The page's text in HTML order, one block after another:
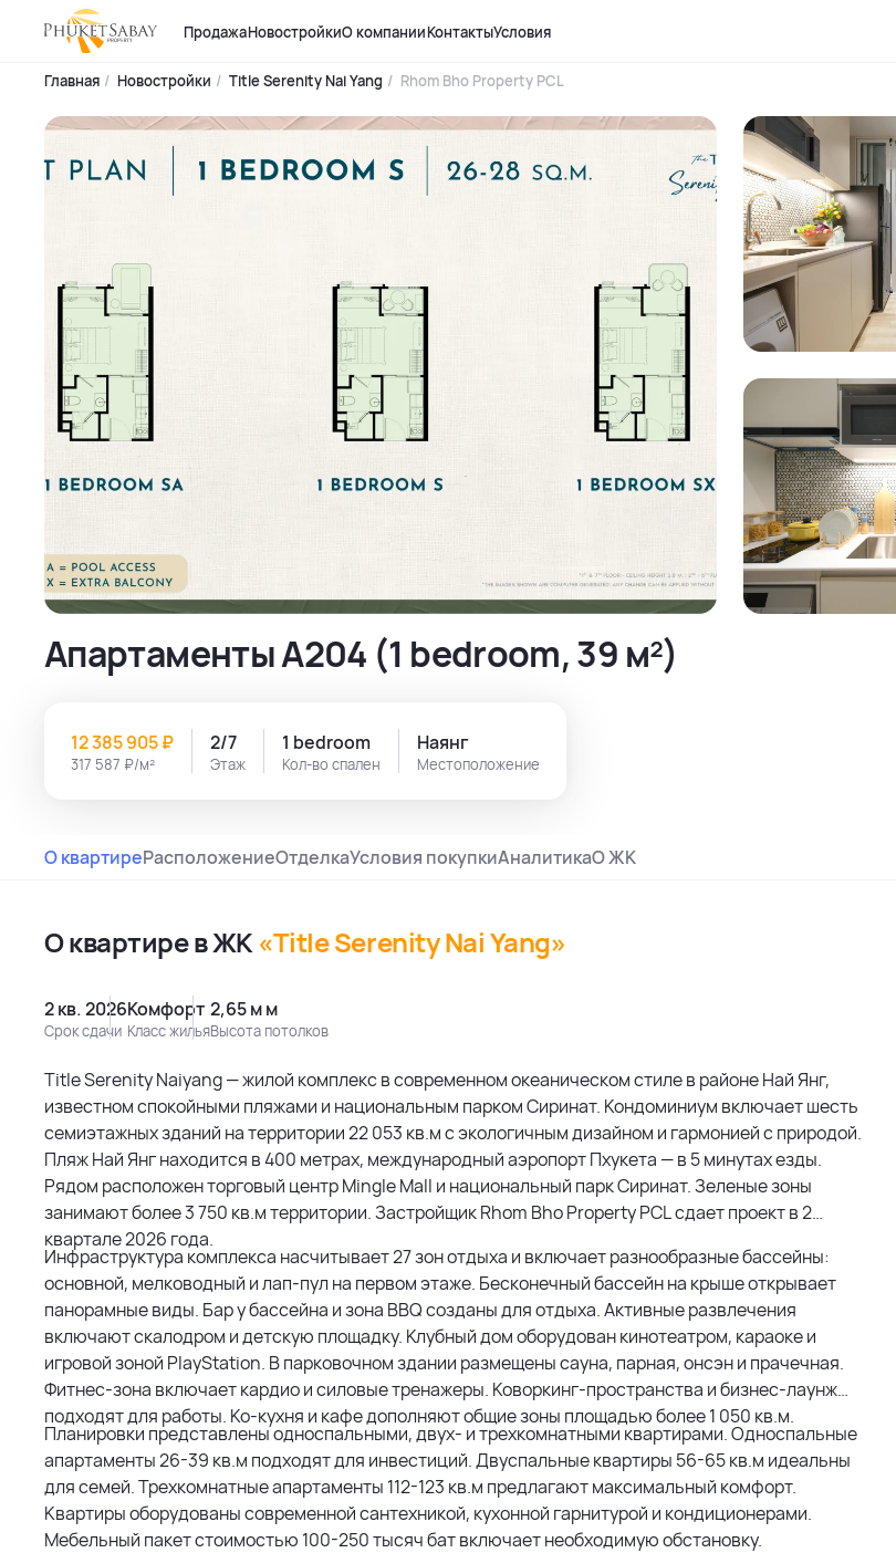
ПродажаНовостройкиО компанииКонтактыУсловия
Главная Новостройки Title Serenity Nai Yang Rhom Bho Property PCL
Апартаменты A204 (1 bedroom, 39 м²)
317 587 ₽/м²
12 385 905 ₽
Этаж
2/7
Кол-во спален
1 bedroom
Местоположение
Наянг
О квартиреРасположениеОтделкаУсловия покупкиАналитикаО ЖК
О квартире в ЖК «Title Serenity Nai Yang»
2 кв. 2026
Срок сдачи
Комфорт
Класс жилья
2,65 м м
Высота потолков
Title Serenity Naiyang — жилой комплекс в современном океаническом стиле в районе Най Янг,
известном спокойными пляжами и национальным парком Сиринат. Кондоминиум включает шесть
семиэтажных зданий на территории 22 053 кв.м с экологичным дизайном и гармонией с природой.
Пляж Най Янг находится в 400 метрах, международный аэропорт Пхукета — в 5 минутах езды.
Рядом расположен торговый центр Mingle Mall и национальный парк Сиринат. Зеленые зоны
занимают более 3 750 кв.м территории. Застройщик Rhom Bho Property PCL сдает проект в 2
квартале 2026 года.
Инфраструктура комплекса насчитывает 27 зон отдыха и включает разнообразные бассейны:
основной, мелководный и лап-пул на первом этаже. Бесконечный бассейн на крыше открывает
панорамные виды. Бар у бассейна и зона BBQ созданы для отдыха. Активные развлечения
включают скалодром и детскую площадку. Клубный дом оборудован кинотеатром, караоке и
игровой зоной PlayStation. В парковочном здании размещены сауна, парная, онсэн и прачечная.
Фитнес-зона включает кардио и силовые тренажеры. Коворкинг-пространства и бизнес-лаунж
подходят для работы. Ко-кухня и кафе дополняют общие зоны площадью более 1 050 кв.м.
Планировки представлены односпальными, двух- и трехкомнатными квартирами. Односпальные
апартаменты 26-39 кв.м подходят для инвестиций. Двуспальные квартиры 56-65 кв.м идеальны
для семей. Трехкомнатные апартаменты 112-123 кв.м предлагают максимальный комфорт.
Квартиры оборудованы современной сантехникой, кухонной гарнитурой и кондиционерами.
Мебельный пакет стоимостью 100-250 тысяч бат включает необходимую обстановку.